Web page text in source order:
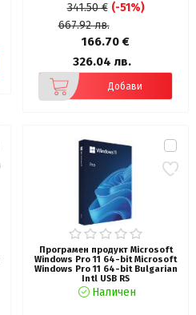
341.50 € (-51%)
667.92 лв.
166.70 €
326.04 лв.
Добави
Програмен продукт Microsoft
Windows Pro 11 64-bit Microsoft
Windows Pro 11 64-bit Bulgarian
Intl USB RS
Наличен